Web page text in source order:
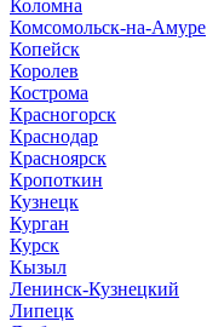
Коломна
Комсомольск-на-Амуре
Копейск
Королев
Кострома
Красногорск
Краснодар
Красноярск
Кропоткин
Кузнецк
Курган
Курск
Кызыл
Ленинск-Кузнецкий
Липецк